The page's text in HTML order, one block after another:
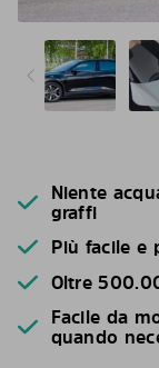
Niente
graffi
Più facile e
Oltre
Facile da
quando